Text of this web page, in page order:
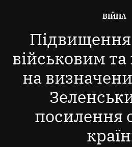
ВІЙНА
військовим
на
посилення